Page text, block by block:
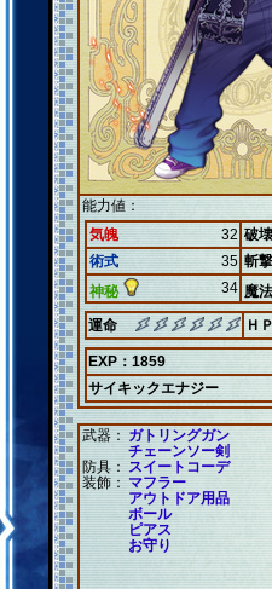
能力値：
気魄
32 破
術式
35 斬
神秘
34 魔
運命 ＨＰ
EXP：1859
サイキックエナジー
武器： ガトリングガン
チェーンソー剣
防具： スイートコーデ
装飾： マフラー
アウトドア用品
ボール
ピアス
お守り